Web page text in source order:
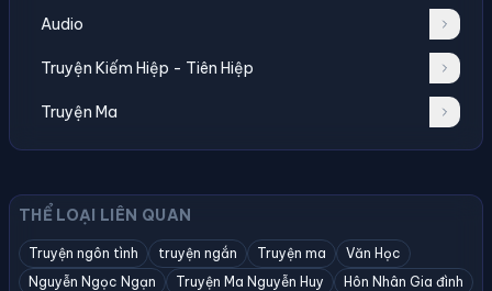
Audio
Truyện Kiếm Hiệp - Tiên Hiệp
Truyện Ma
THỂ LOẠI LIÊN QUAN
Truyện ngôn tình truyện ngắn Truyện ma
Văn Học
Nguyễn Ngọc Ngạn
Truyện Ma Nguyễn Huy
Hôn Nhân Gia đình